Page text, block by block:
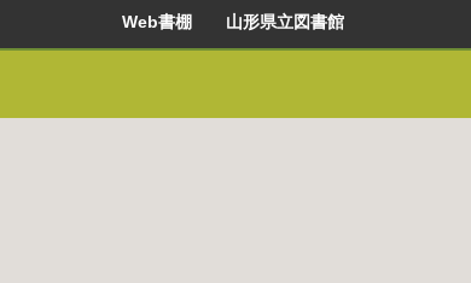
Web書棚 山形県立図書館